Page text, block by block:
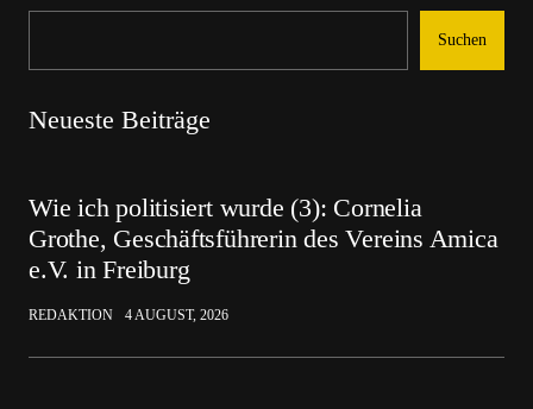
Suchen
Neueste Beiträge
Wie ich politisiert wurde (3): Cornelia
Grothe, Geschäftsführerin des Vereins Amica
e.V. in Freiburg
REDAKTION 4 AUGUST, 2026